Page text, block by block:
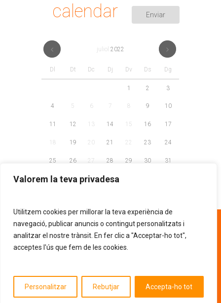
Valorem la teva privadesa
Utilitzem cookies per millorar la teva experiència de
navegació, publicar anuncis o contingut personalitzats i
analitzar el nostre trànsit. En fer clic a "Acceptar-ho tot",
acceptes l'ús que fem de les cookies.
Personalitzar Rebutjar Accepta-ho tot
calendar
juliol 2022
Dl Dt Dc Dj Dv Ds Dg
1 2 3
4 5 6 7 8 9 10
11 12 13 14 15 16 17
18 19 20 21 22 23 24
25 26 27 28 29 30 31
93 268 81 30
AVÍS LEGAL POLÍTICA DE PRIVACITAT
Entitat d'utilitat pública segons la resolució